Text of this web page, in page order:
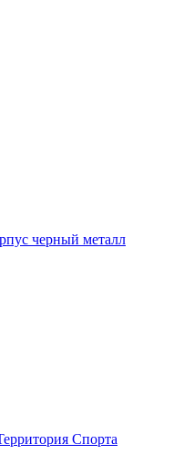
черный металл
Спорта